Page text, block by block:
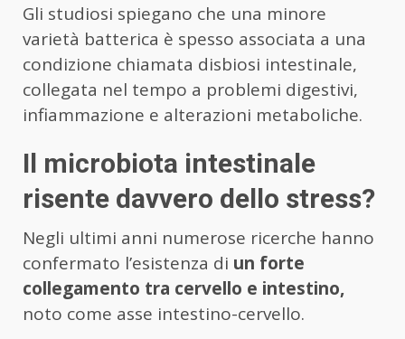
Gli studiosi spiegano che una minore
varietà batterica è spesso associata a una
condizione chiamata disbiosi intestinale,
collegata nel tempo a problemi digestivi,
infiammazione e alterazioni metaboliche.
Il microbiota intestinale
risente davvero dello stress?
Negli ultimi anni numerose ricerche hanno
confermato l’esistenza di un forte
collegamento tra cervello e intestino,
noto come asse intestino-cervello.